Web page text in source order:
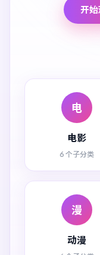
开
电
电影
6 个子分类
漫
动漫